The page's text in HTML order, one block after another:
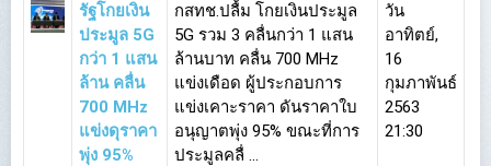
รัฐโกยเงิน
ประมูล 5G
กว่า 1 แสน
ล้าน คลื่น
700 MHz
แข่งดุราคา
พุ่ง 95%
กสทช.ปลื้ม โกยเงินประมูล
5G รวม 3 คลื่นกว่า 1 แสน
ล้านบาท คลื่น 700 MHz
แข่งเดือด ผู้ประกอบการ
แข่งเคาะราคา ดันราคาใบ
อนุญาตพุ่ง 95% ขณะที่การ
ประมูลคลื่ ...
วัน
อาทิตย์,
16
กุมภาพันธ์
2563
21:30